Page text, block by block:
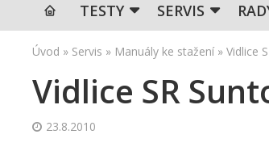
TESTY SERVIS
Úvod » Servis » Manuály ke stažení » Vidlice
Vidlice SR
23.8.2010